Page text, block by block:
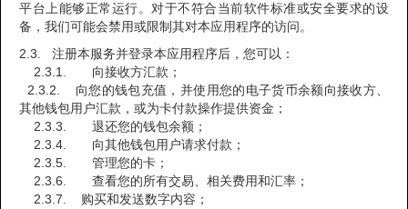
平台上能够正常运行。对于不符合当前软件标准或安全要求的设
备，我们可能会禁用或限制其对本应用程序的访问。
2.3. 注册本服务并登录本应用程序后，您可以：
2.3.1. 向接收方汇款；
2.3.2. 向您的钱包充值，并使用您的电子货币余额向接收方、
其他钱包用户汇款，或为卡付款操作提供资金；
2.3.3. 退还您的钱包余额；
2.3.4. 向其他钱包用户请求付款；
2.3.5. 管理您的卡；
2.3.6. 查看您的所有交易、相关费用和汇率；
2.3.7. 购买和发送数字内容；